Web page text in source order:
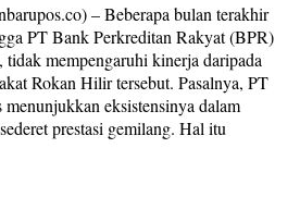
– Beberapa bulan terakhir
PT Bank Perkreditan Rakyat (BPR)
mempengaruhi kinerja daripada
Rokan Hilir tersebut. Pasalnya, PT
eksistensinya dalam
prestasi gemilang. Hal itu